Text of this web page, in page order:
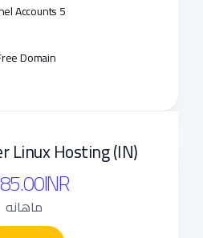
5 cPanel Accounts
Domain*
Linux Hosting (IN)
ماهانه